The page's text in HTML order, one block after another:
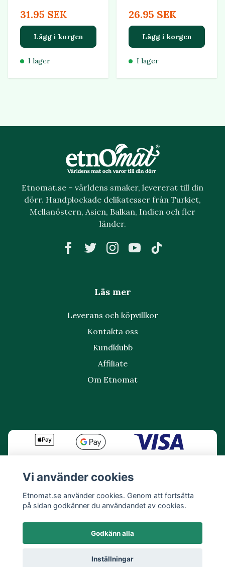
31.95 SEK
Lägg i korgen
I lager
26.95 SEK
Lägg i korgen
I lager
Etnomat.se – världens smaker, levererat till din
dörr. Handplockade delikatesser från Turkiet,
Mellanöstern, Asien, Balkan, Indien och fler
länder.
Läs mer
Leverans och köpvillkor
Kontakta oss
Kundklubb
Affiliate
Om Etnomat
© 2026 Etnomat
Vi använder cookies
Etnomat.se använder cookies. Genom att fortsätta
på sidan godkänner du användandet av cookies.
Godkänn alla
Inställningar